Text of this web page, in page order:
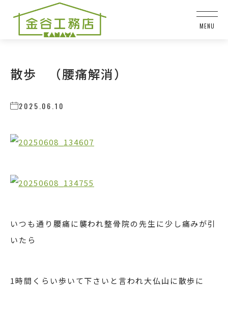
散歩 （腰痛解消）
2025.06.10
いつも通り腰痛に襲われ整骨院の先生に少し痛みが引
いたら
1時間くらい歩いて下さいと言われ大仏山に散歩に